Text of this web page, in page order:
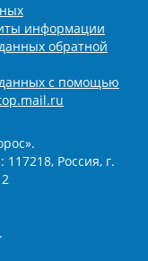
информации
обратной
данных с помощью
Россия, г.